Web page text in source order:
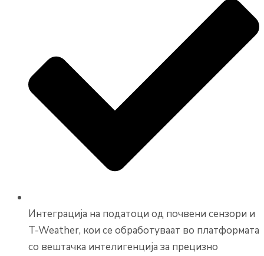
Интеграција на податоци од почвени сензори и
T-Weather, кои се обработуваат во платформата
со вештачка интелигенција за прецизно